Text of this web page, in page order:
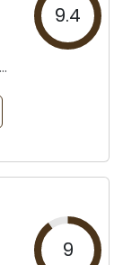
9.4
9